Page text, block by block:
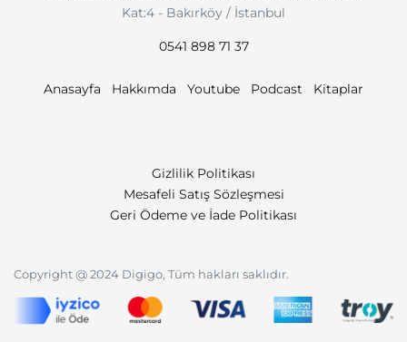
Kat:4 - Bakırköy / İstanbul
0541 898 71 37
Anasayfa Hakkımda Youtube Podcast Kitaplar
Gizlilik Politikası
Mesafeli Satış Sözleşmesi
Geri Ödeme ve İade Politikası
Copyright @ 2024 Digigo, Tüm hakları saklıdır.